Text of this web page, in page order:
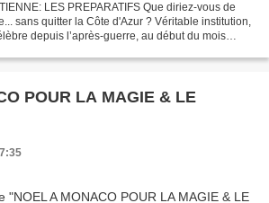
LES PREPARATIFS Que diriez-vous de
sans quitter la Côte d'Azur ? Véritable institution,
depuis l’après-guerre, au début du mois
POUR LA MAGIE & LE